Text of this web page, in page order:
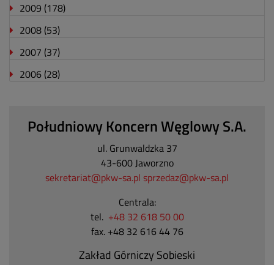
2009 (178)
2008 (53)
2007 (37)
2006 (28)
Południowy Koncern Węglowy S.A.
ul. Grunwaldzka 37
43-600 Jaworzno
sekretariat@pkw-sa.pl sprzedaz@pkw-sa.pl
Centrala:
tel. +48 32 618 50 00
fax. +48 32 616 44 76
Zakład Górniczy Sobieski